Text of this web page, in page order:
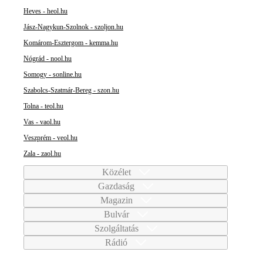
Heves - heol.hu
Jász-Nagykun-Szolnok - szoljon.hu
Komárom-Esztergom - kemma.hu
Nógrád - nool.hu
Somogy - sonline.hu
Szabolcs-Szatmár-Bereg - szon.hu
Tolna - teol.hu
Vas - vaol.hu
Veszprém - veol.hu
Zala - zaol.hu
Közélet
Gazdaság
Magazin
Bulvár
Szolgáltatás
Rádió